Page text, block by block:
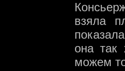
взяла
она так
можем